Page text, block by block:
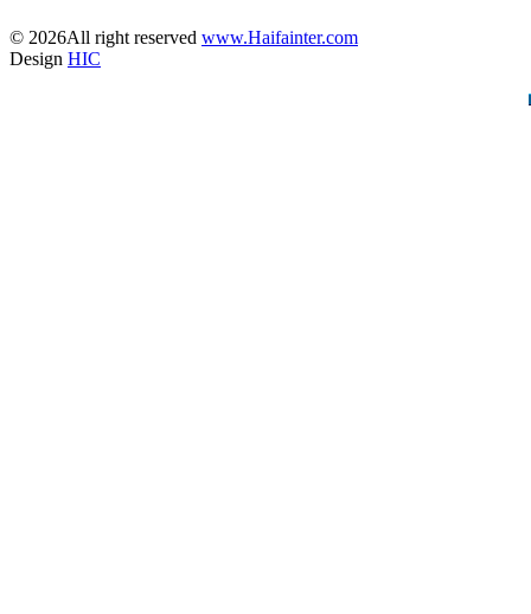
© 2026All right reserved www.Haifainter.com
Design HIC